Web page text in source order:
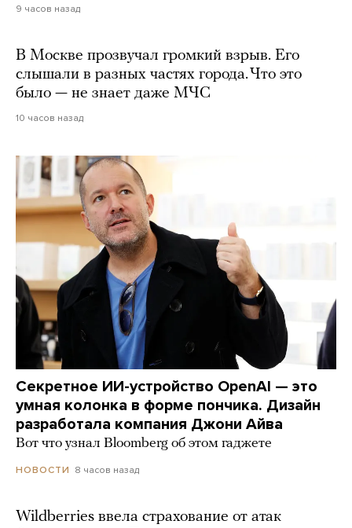
9 часов назад
В Москве прозвучал громкий взрыв. Его
слышали в разных частях города. Что это
было — не знает даже МЧС
10 часов назад
Секретное ИИ-устройство OpenAI — это
умная колонка в форме пончика. Дизайн
разработала компания Джони Айва
Вот что узнал Bloomberg об этом гаджете
НОВОСТИ 8 часов назад
Wildberries ввела страхование от атак